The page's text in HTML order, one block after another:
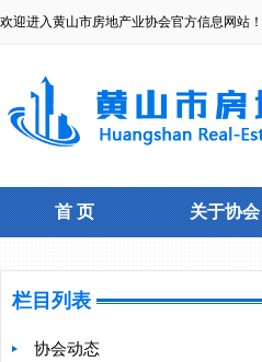
欢迎进入黄山市房地产业协会官方信息网站！
首 页 关于协会
栏目列表
协会动态